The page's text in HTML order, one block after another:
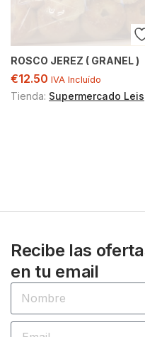
ROSCO JEREZ ( GRANEL )
€12.50 IVA Incluído
Tienda: Supermercado Leis
Recibe las
en tu email